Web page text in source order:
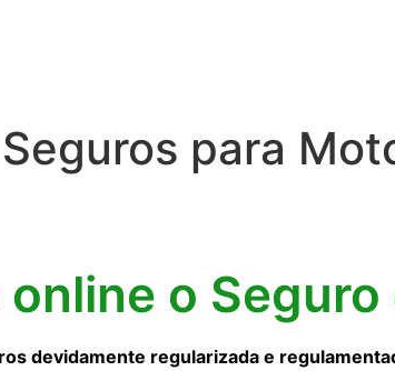
para
o
devidamente regularizada e